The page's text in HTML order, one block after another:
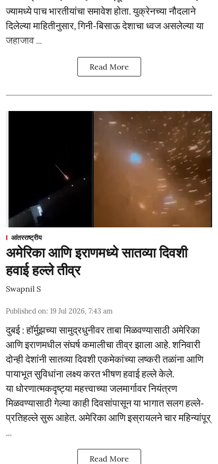
ज्यामध्ये पाच भारतीयांचा समावेश होता. युक्रेनच्या नौदलाने
दिलेल्या माहितीनुसार, गिनी-बिसाऊ देशाचा ध्वज असलेल्या या
जहाजाव ...
Read More
आंतरराष्ट्रीय
अमेरिका आणि इराणमध्ये सातव्या दिवशी
हवाई हल्ले तीव्र
Swapnil S
Published on: 19 Jul 2026, 7:43 am
दुबई : हॉर्मुझच्या सामुद्रधुनीवर ताबा मिळवण्यासाठी अमेरिका
आणि इराणमधील संघर्ष कमालीचा तीव्र झाला आहे. शनिवारी
दोन्ही देशांनी सातव्या दिवशी एकमेकांच्या लष्करी तळांना आणि
पायाभूत सुविधांना लक्ष्य करत भीषण हवाई हल्ले केले.
या धोरणात्मकदृष्ट्या महत्त्वाच्या जलमार्गावर नियंत्रण
मिळवण्यासाठी गेल्या काही दिवसांपासून या भागात सलग हल्ले-
प्रतिहल्ले सुरू आहेत. अमेरिका आणि इस्रायलने चार महिन्यांपूर्
Read More